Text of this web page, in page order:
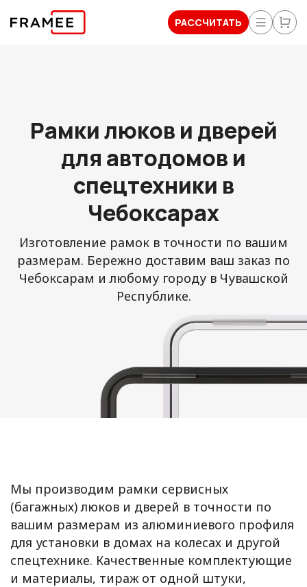
РАССЧИТАТЬ
Рамки люков и дверей
для автодомов и
спецтехники в
Чебоксарах
Изготовление рамок в точности по вашим
размерам. Бережно доставим ваш заказ по
Чебоксарам и любому городу в Чувашской
Республике.
Мы производим рамки сервисных
(багажных) люков и дверей в точности по
вашим размерам из алюминиевого профиля
для установки в домах на колесах и другой
спецтехнике. Качественные комплектующие
и материалы, тираж от одной штуки,